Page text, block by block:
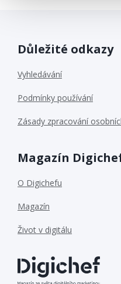
Důležité odkazy
Vyhledávání
Podmínky používání
Zásady zpracování
Magazín
O Digichefu
Magazín
Život v digitálu